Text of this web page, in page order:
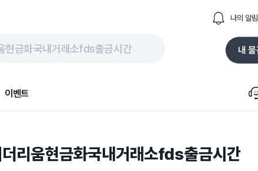
나의 알림
현금화국내거래소fds출금시간
이벤트
리움현금화국내거래소fds출금시간